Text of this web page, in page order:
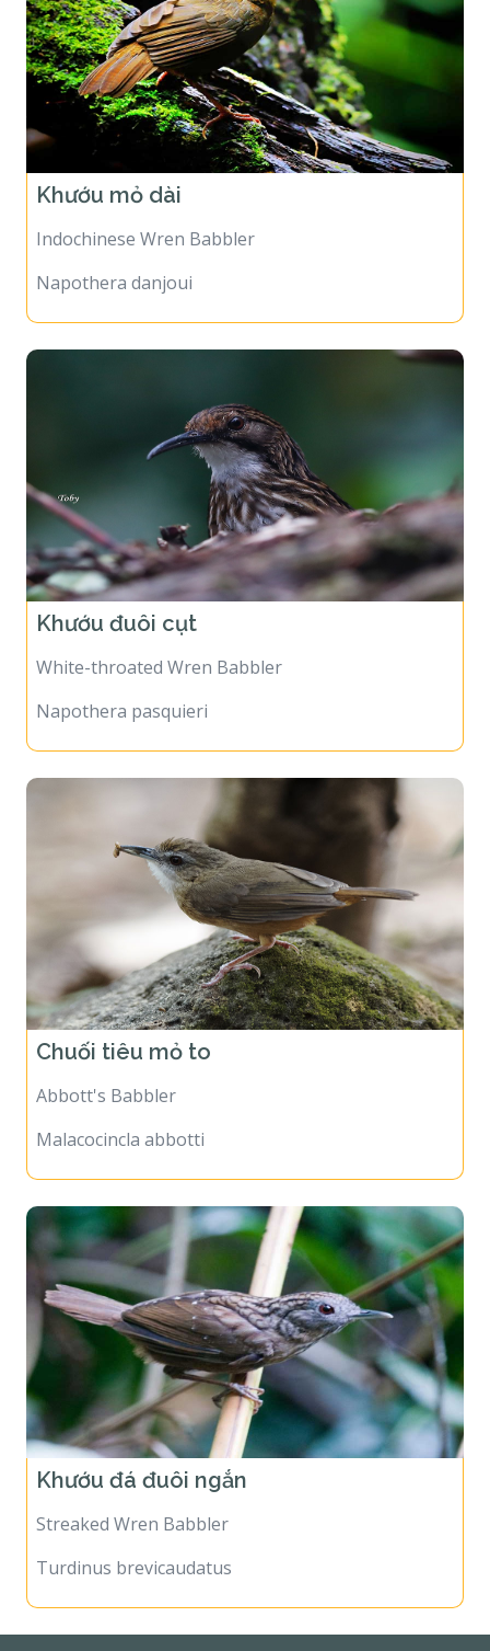
Khướu mỏ dài
Indochinese Wren Babbler
Napothera danjoui
Khướu đuôi cụt
White-throated Wren Babbler
Napothera pasquieri
Chuối tiêu mỏ to
Abbott's Babbler
Malacocincla abbotti
Khướu đá đuôi ngắn
Streaked Wren Babbler
Turdinus brevicaudatus